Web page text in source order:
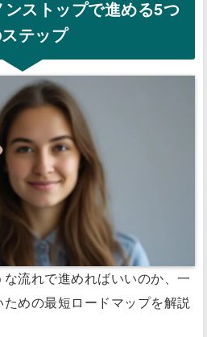
ストップで進める5つ
テップ
流れで進めればいいのか、一
めの最短ロードマップを解説